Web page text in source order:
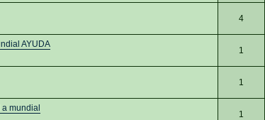
4
AYUDA
1
1
mundial
1